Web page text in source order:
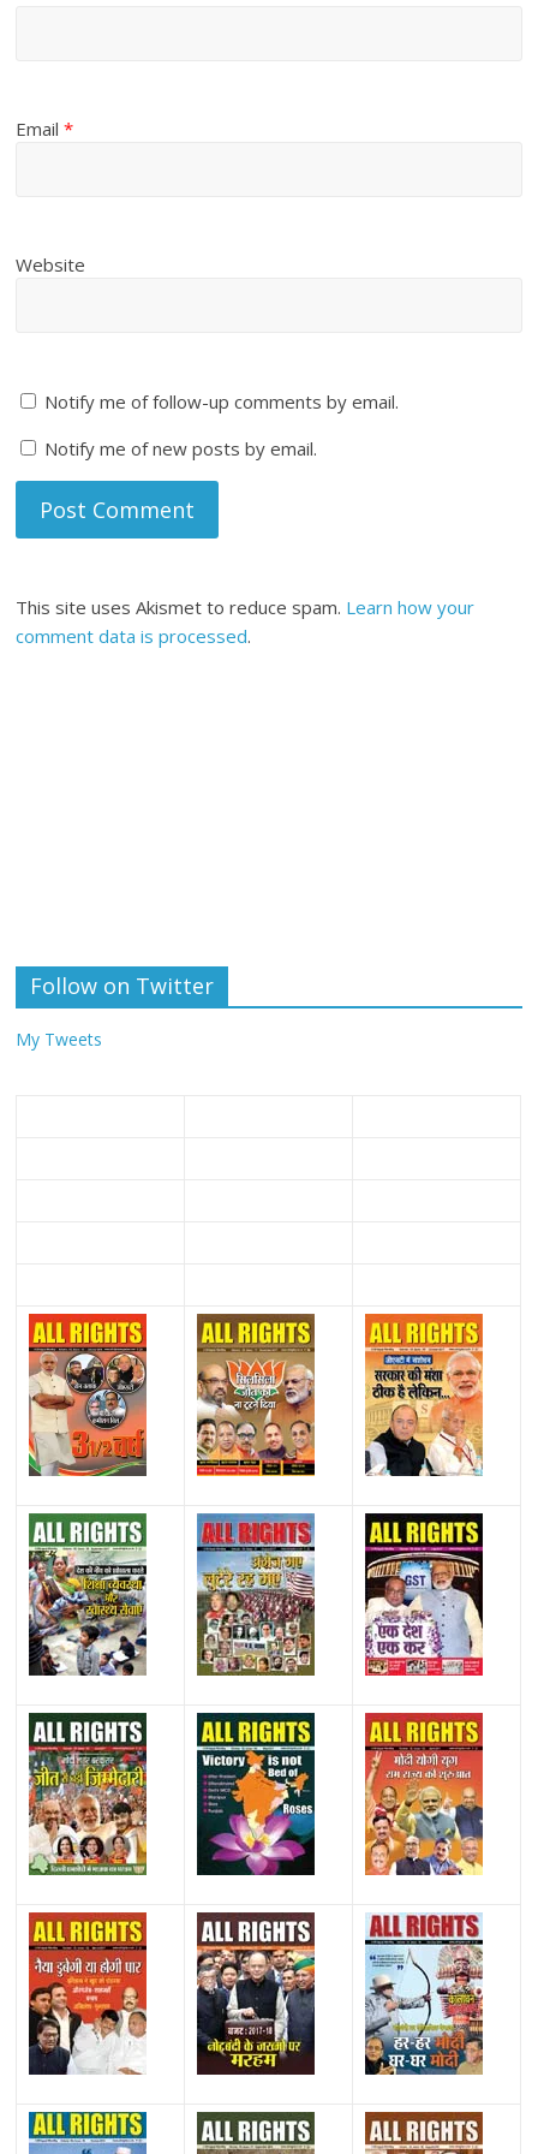
Email*
Website
Notify me of follow-up comments by email.
Notify me of new posts by email.
This site uses Akismet to reduce spam. Learn how your
comment data is processed.
Follow on Twitter
My Tweets